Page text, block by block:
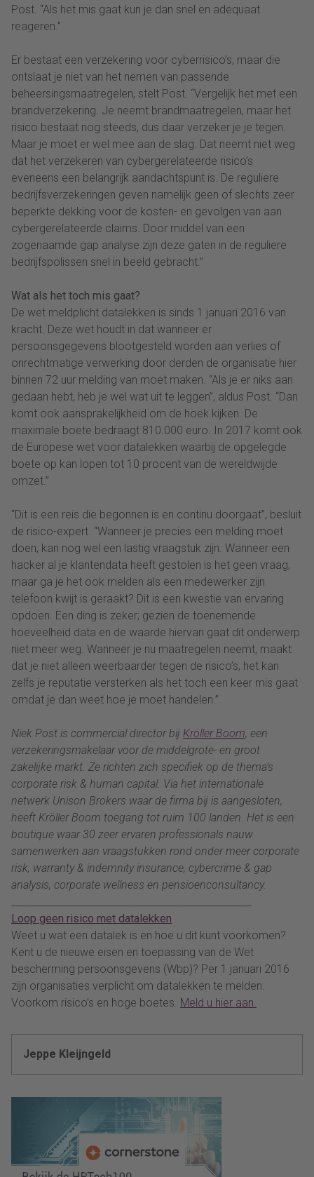
Post. “Als het mis gaat kun je dan snel en adequaat
reageren.”
Er bestaat een verzekering voor cyberrisico’s, maar die
ontslaat je niet van het nemen van passende
beheersingsmaatregelen, stelt Post. “Vergelijk het met een
brandverzekering. Je neemt brandmaatregelen, maar het
risico bestaat nog steeds, dus daar verzeker je je tegen.
Maar je moet er wel mee aan de slag. Dat neemt niet weg
dat het verzekeren van cybergerelateerde risico’s
eveneens een belangrijk aandachtspunt is. De reguliere
bedrijfsverzekeringen geven namelijk geen of slechts zeer
beperkte dekking voor de kosten- en gevolgen van aan
cybergerelateerde claims. Door middel van een
zogenaamde gap analyse zijn deze gaten in de reguliere
bedrijfspolissen snel in beeld gebracht.”
Wat als het toch mis gaat?
De wet meldplicht datalekken is sinds 1 januari 2016 van
kracht. Deze wet houdt in dat wanneer er
persoonsgegevens blootgesteld worden aan verlies of
onrechtmatige verwerking door derden de organisatie hier
binnen 72 uur melding van moet maken. “Als je er niks aan
gedaan hebt, heb je wel wat uit te leggen”, aldus Post. “Dan
komt ook aansprakelijkheid om de hoek kijken. De
maximale boete bedraagt 810.000 euro. In 2017 komt ook
de Europese wet voor datalekken waarbij de opgelegde
boete op kan lopen tot 10 procent van de wereldwijde
omzet.”
“Dit is een reis die begonnen is en continu doorgaat”, besluit
de risico-expert. “Wanneer je precies een melding moet
doen, kan nog wel een lastig vraagstuk zijn. Wanneer een
hacker al je klantendata heeft gestolen is het geen vraag,
maar ga je het ook melden als een medewerker zijn
telefoon kwijt is geraakt? Dit is een kwestie van ervaring
opdoen. Een ding is zeker; gezien de toenemende
hoeveelheid data en de waarde hiervan gaat dit onderwerp
niet meer weg. Wanneer je nu maatregelen neemt, maakt
dat je niet alleen weerbaarder tegen de risico’s, het kan
zelfs je reputatie versterken als het toch een keer mis gaat
omdat je dan weet hoe je moet handelen.”
Niek Post is commercial director bij Kröller Boom, een
verzekeringsmakelaar voor de middelgrote- en groot
zakelijke markt. Ze richten zich specifiek op de thema’s
corporate risk & human capital. Via het internationale
netwerk Unison Brokers waar de firma bij is aangesloten,
heeft Kröller Boom toegang tot ruim 100 landen. Het is een
boutique waar 30 zeer ervaren professionals nauw
samenwerken aan vraagstukken rond onder meer corporate
risk, warranty & indemnity insurance, cybercrime & gap
analysis, corporate wellness en pensioenconsultancy.
Loop geen risico met datalekken
Weet u wat een datalek is en hoe u dit kunt voorkomen?
Kent u de nieuwe eisen en toepassing van de Wet
bescherming persoonsgevens (Wbp)? Per 1 januari 2016
zijn organisaties verplicht om datalekken te melden.
Voorkom risico’s en hoge boetes. Meld u hier aan.
Jeppe Kleijngeld